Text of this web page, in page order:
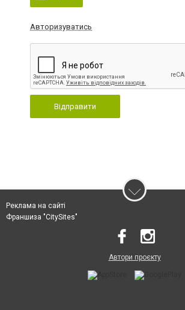
Авторизуватись
Відправити
Реклама на сайті
Франшиза "CitySites"
Автори проєкту